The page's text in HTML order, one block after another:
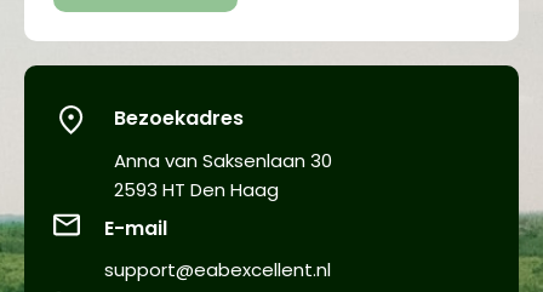
Bezoekadres
Anna van Saksenlaan 30
2593 HT Den Haag
E-mail
support@eabexcellent.nl​